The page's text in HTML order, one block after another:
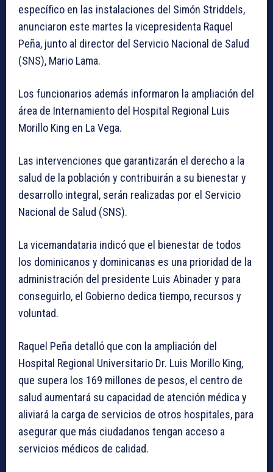
específico en las instalaciones del Simón Striddels,
anunciaron este martes la vicepresidenta Raquel
Peña, junto al director del Servicio Nacional de Salud
(SNS), Mario Lama.
Los funcionarios además informaron la ampliación del
área de Internamiento del Hospital Regional Luis
Morillo King en La Vega.
Las intervenciones que garantizarán el derecho a la
salud de la población y contribuirán a su bienestar y
desarrollo integral, serán realizadas por el Servicio
Nacional de Salud (SNS).
La vicemandataria indicó que el bienestar de todos
los dominicanos y dominicanas es una prioridad de la
administración del presidente Luis Abinader y para
conseguirlo, el Gobierno dedica tiempo, recursos y
voluntad.
Raquel Peña detalló que con la ampliación del
Hospital Regional Universitario Dr. Luis Morillo King,
que supera los 169 millones de pesos, el centro de
salud aumentará su capacidad de atención médica y
aliviará la carga de servicios de otros hospitales, para
asegurar que más ciudadanos tengan acceso a
servicios médicos de calidad.